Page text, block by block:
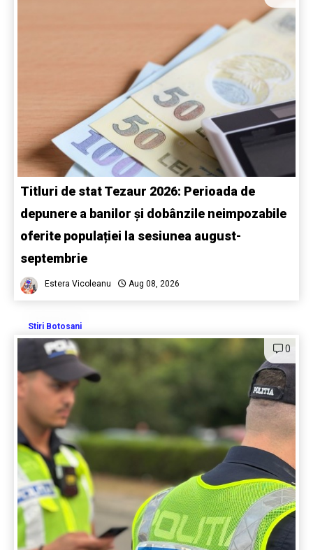
Titluri de stat Tezaur 2026: Perioada de
depunere a banilor și dobânzile neimpozabile
oferite populației la sesiunea august-
septembrie
Estera Vicoleanu Aug 08, 2026
Stiri Botosani
0